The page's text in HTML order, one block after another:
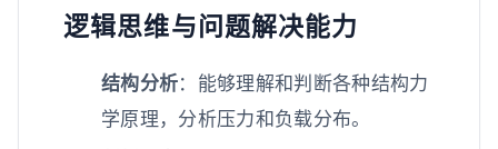
逻辑思维与问题解决能力
结构分析：能够理解和判断各种结构力
学原理，分析压力和负载分布。